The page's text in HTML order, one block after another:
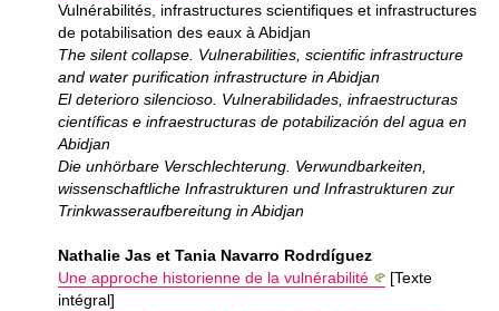
Vulnérabilités, infrastructures scientifiques et infrastructures
de potabilisation des eaux à Abidjan
The silent collapse. Vulnerabilities, scientific infrastructure
and water purification infrastructure in Abidjan
El deterioro silencioso. Vulnerabilidades, infraestructuras
científicas e infraestructuras de potabilización del agua en
Abidjan
Die unhörbare Verschlechterung. Verwundbarkeiten,
wissenschaftliche Infrastrukturen und Infrastrukturen zur
Trinkwasseraufbereitung in Abidjan
Nathalie Jas et Tania Navarro Rodrdíguez
Une approche historienne de la vulnérabilité
[Texte
intégral]